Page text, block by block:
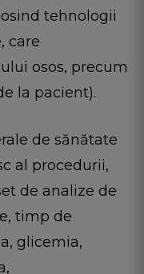
tehnologii
care
osos, precum
la pacient).
de sănătate
al procedurii,
de analize de
timp de
glicemia,